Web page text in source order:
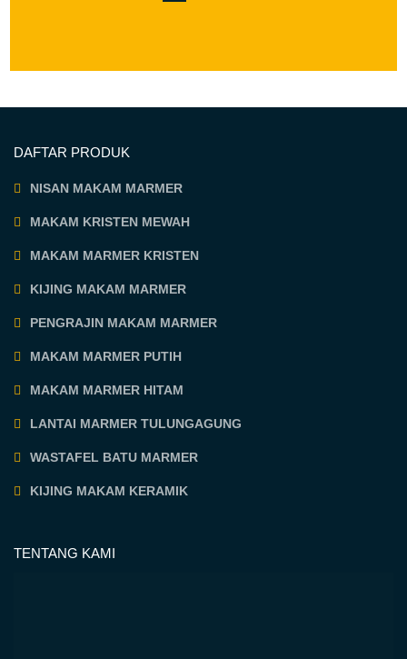
DAFTAR PRODUK
NISAN MAKAM MARMER
MAKAM KRISTEN MEWAH
MAKAM MARMER KRISTEN
KIJING MAKAM MARMER
PENGRAJIN MAKAM MARMER
MAKAM MARMER PUTIH
MAKAM MARMER HITAM
LANTAI MARMER TULUNGAGUNG
WASTAFEL BATU MARMER
KIJING MAKAM KERAMIK
TENTANG KAMI